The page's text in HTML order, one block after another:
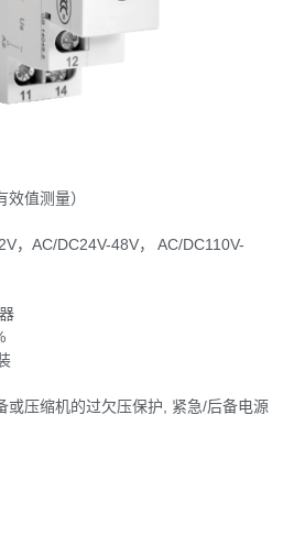
值测量）
，AC/DC24V-48V， AC/DC110V-
或压缩机的过欠压保护, 紧急/后备电源